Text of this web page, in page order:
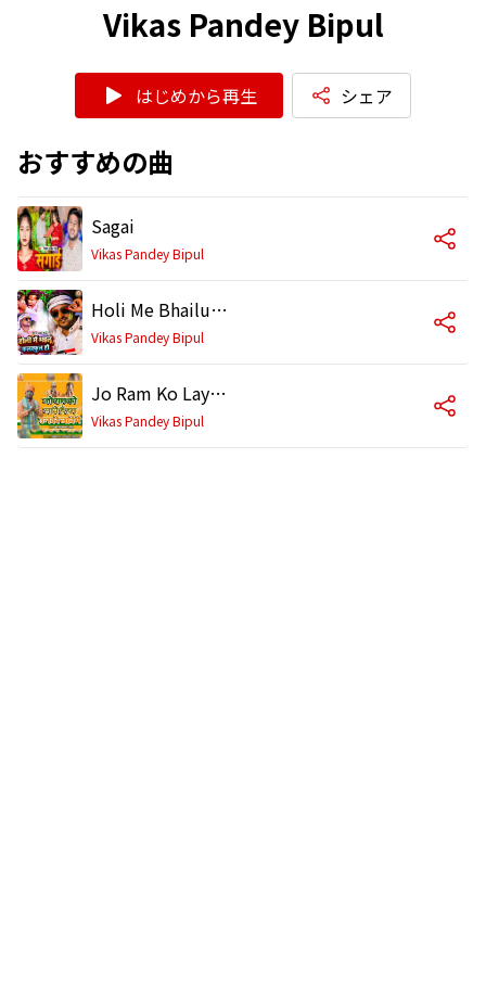
Vikas Pandey Bipul
はじめから再生 シェア
おすすめの曲
Sagai
Vikas Pandey Bipul
Holi Me Bhailu Kalarful Ho
Vikas Pandey Bipul
Jo Ram Ko Laye Hai Hum Unko Layenge
Vikas Pandey Bipul